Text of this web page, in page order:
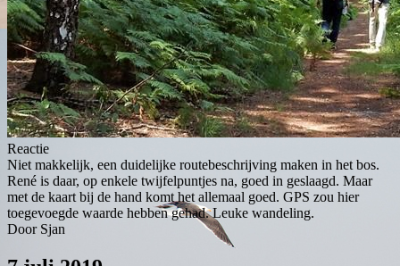
Reactie
Niet makkelijk, een duidelijke routebeschrijving maken in het bos.
René is daar, op enkele twijfelpuntjes na, goed in geslaagd. Maar
met de kaart bij de hand komt het allemaal goed. GPS zou hier
toegevoegde waarde hebben gehad. Leuke wandeling.
Door Sjan